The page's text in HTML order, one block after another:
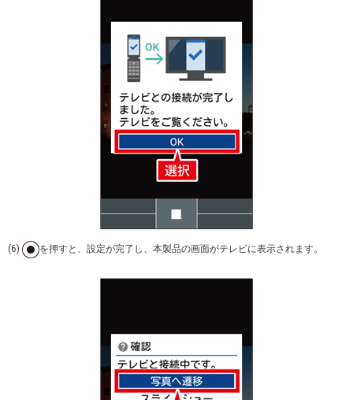
(6) を押すと、設定が完了し、本製品の画面がテレビに表示されます。